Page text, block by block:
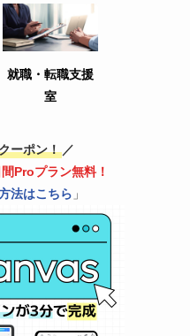
就職・転職支援
室
ーポン！ ／
Proプラン無料！
法はこちら 」